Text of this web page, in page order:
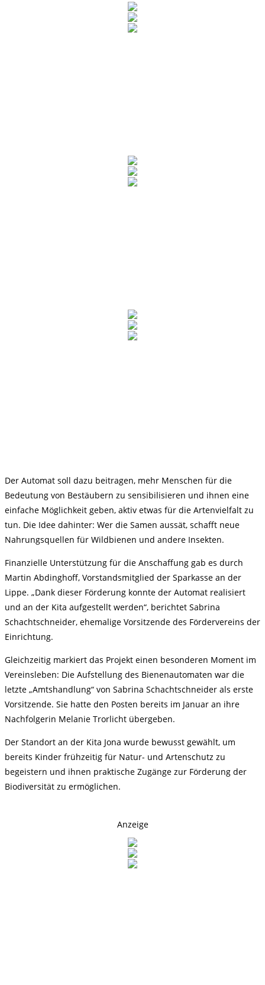
Der Automat soll dazu beitragen, mehr Menschen für die
Bedeutung von Bestäubern zu sensibilisieren und ihnen eine
einfache Möglichkeit geben, aktiv etwas für die Artenvielfalt zu
tun. Die Idee dahinter: Wer die Samen aussät, schafft neue
Nahrungsquellen für Wildbienen und andere Insekten.
Finanzielle Unterstützung für die Anschaffung gab es durch
Martin Abdinghoff, Vorstandsmitglied der Sparkasse an der
Lippe. „Dank dieser Förderung konnte der Automat realisiert
und an der Kita aufgestellt werden“, berichtet Sabrina
Schachtschneider, ehemalige Vorsitzende des Fördervereins der
Einrichtung.
Gleichzeitig markiert das Projekt einen besonderen Moment im
Vereinsleben: Die Aufstellung des Bienenautomaten war die
letzte „Amtshandlung“ von Sabrina Schachtschneider als erste
Vorsitzende. Sie hatte den Posten bereits im Januar an ihre
Nachfolgerin Melanie Trorlicht übergeben.
Der Standort an der Kita Jona wurde bewusst gewählt, um
bereits Kinder frühzeitig für Natur- und Artenschutz zu
begeistern und ihnen praktische Zugänge zur Förderung der
Biodiversität zu ermöglichen.
Anzeige